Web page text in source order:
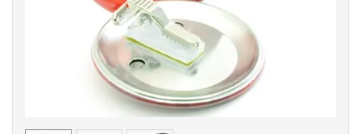
< /picture>